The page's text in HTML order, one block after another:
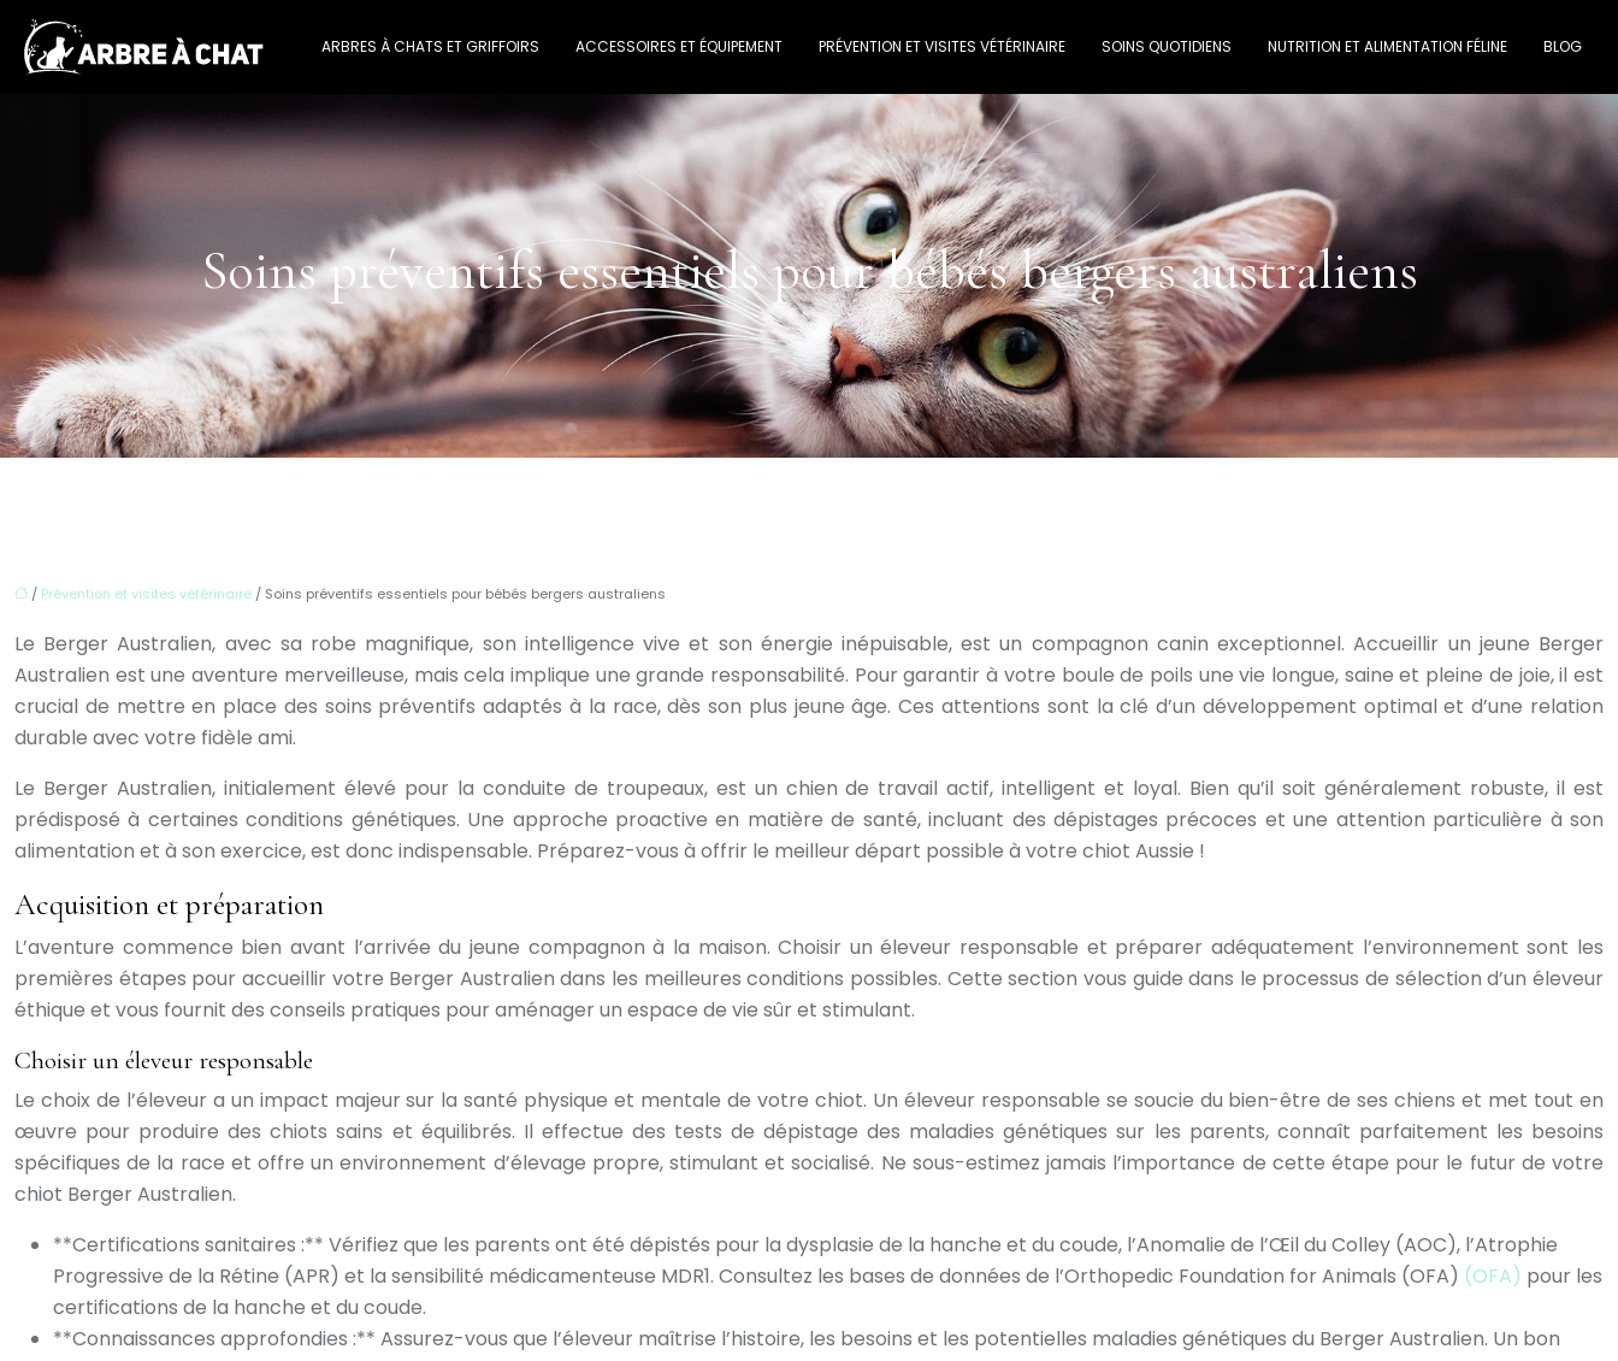
ARBRES À CHATS ET GRIFFOIRS ACCESSOIRES ET ÉQUIPEMENT PRÉVENTION ET VISITES VÉTÉRINAIRE SOINS QUOTIDIENS NUTRITION ET ALIMENTATION FÉLINE BLOG
Soins préventifs essentiels pour bébés bergers australiens
/ Prévention et visites vétérinaire / Soins préventifs essentiels pour bébés bergers australiens
Le Berger Australien, avec sa robe magnifique, son intelligence vive et son énergie inépuisable, est un compagnon canin exceptionnel. Accueillir un jeune Berger
Australien est une aventure merveilleuse, mais cela implique une grande responsabilité. Pour garantir à votre boule de poils une vie longue, saine et pleine de joie, il est
crucial de mettre en place des soins préventifs adaptés à la race, dès son plus jeune âge. Ces attentions sont la clé d’un développement optimal et d’une relation
durable avec votre fidèle ami.
Le Berger Australien, initialement élevé pour la conduite de troupeaux, est un chien de travail actif, intelligent et loyal. Bien qu’il soit généralement robuste, il est
prédisposé à certaines conditions génétiques. Une approche proactive en matière de santé, incluant des dépistages précoces et une attention particulière à son
alimentation et à son exercice, est donc indispensable. Préparez-vous à offrir le meilleur départ possible à votre chiot Aussie !
Acquisition et préparation
L’aventure commence bien avant l’arrivée du jeune compagnon à la maison. Choisir un éleveur responsable et préparer adéquatement l’environnement sont les
premières étapes pour accueillir votre Berger Australien dans les meilleures conditions possibles. Cette section vous guide dans le processus de sélection d’un éleveur
éthique et vous fournit des conseils pratiques pour aménager un espace de vie sûr et stimulant.
Choisir un éleveur responsable
Le choix de l’éleveur a un impact majeur sur la santé physique et mentale de votre chiot. Un éleveur responsable se soucie du bien-être de ses chiens et met tout en
œuvre pour produire des chiots sains et équilibrés. Il effectue des tests de dépistage des maladies génétiques sur les parents, connaît parfaitement les besoins
spécifiques de la race et offre un environnement d’élevage propre, stimulant et socialisé. Ne sous-estimez jamais l’importance de cette étape pour le futur de votre
chiot Berger Australien.
**Certifications sanitaires :** Vérifiez que les parents ont été dépistés pour la dysplasie de la hanche et du coude, l’Anomalie de l’Œil du Colley (AOC), l’Atrophie
Progressive de la Rétine (APR) et la sensibilité médicamenteuse MDR1. Consultez les bases de données de l’Orthopedic Foundation for Animals (OFA) (OFA) pour les
certifications de la hanche et du coude.
**Connaissances approfondies :** Assurez-vous que l’éleveur maîtrise l’histoire, les besoins et les potentielles maladies génétiques du Berger Australien. Un bon